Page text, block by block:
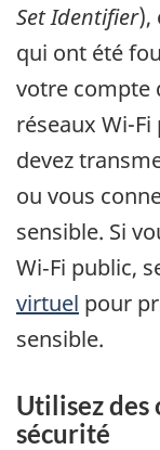
Set Identifier),
qui ont été
votre compte
réseaux Wi-
devez
ou vous
sensible. Si
Wi‑Fi public,
virtuel pour
sensible.
Utilisez des
sécurité